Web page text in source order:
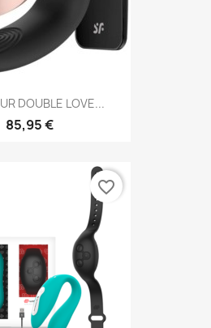
DOUBLE LOVE...
85,95 €
favorite_border